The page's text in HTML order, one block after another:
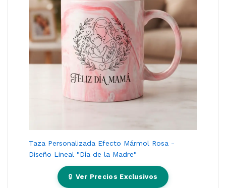
Taza Personalizada Efecto Mármol Rosa -
Diseño Lineal "Día de la Madre"
🔒 Ver Precios Exclusivos